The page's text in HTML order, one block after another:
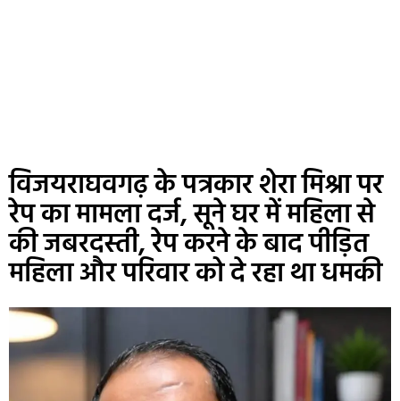
विजयराघवगढ़ के पत्रकार शेरा मिश्रा पर
रेप का मामला दर्ज, सूने घर में महिला से
की जबरदस्ती, रेप करने के बाद पीड़ित
महिला और परिवार को दे रहा था धमकी